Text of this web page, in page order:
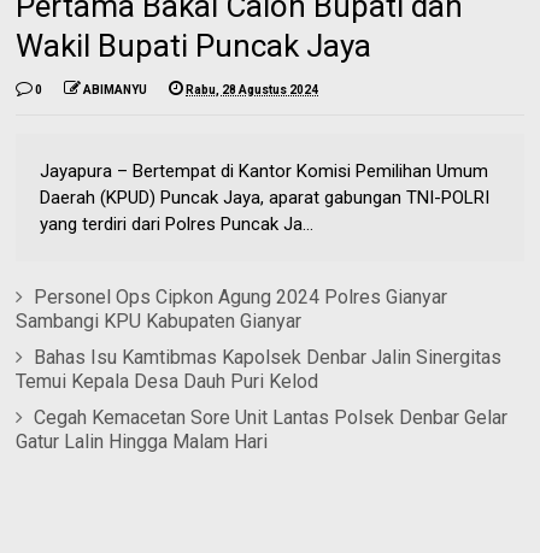
Wakil Bupati Puncak Jaya
0 ABIMANYU Rabu, 28 Agustus 2024
Jayapura – Bertempat di Kantor Komisi Pemilihan Umum
Daerah (KPUD) Puncak Jaya, aparat gabungan TNI-POLRI
yang terdiri dari Polres Puncak Ja...
Personel Ops Cipkon Agung 2024 Polres Gianyar
Sambangi KPU Kabupaten Gianyar
Bahas Isu Kamtibmas Kapolsek Denbar Jalin Sinergitas
Temui Kepala Desa Dauh Puri Kelod
Cegah Kemacetan Sore Unit Lantas Polsek Denbar Gelar
Gatur Lalin Hingga Malam Hari